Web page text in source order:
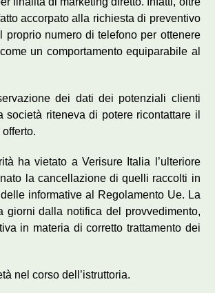
accorpato alla richiesta di preventivo
numero di telefono per ottenere
un comportamento equiparabile al
dei dati dei potenziali clienti
riteneva di potere ricontattare il
ha vietato a Verisure Italia l’ulteriore
la cancellazione di quelli raccolti in
informative al Regolamento Ue. La
giorni dalla notifica del provvedimento,
in materia di corretto trattamento dei
nel corso dell’istruttoria.